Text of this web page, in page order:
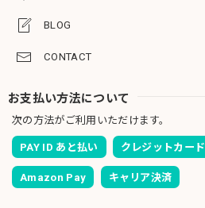
BLOG
CONTACT
お支払い方法について
次の方法がご利用いただけます。
PAY ID あと払い クレジットカード
Amazon Pay キャリア決済